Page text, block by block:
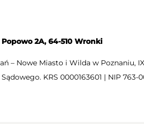
Popowo 2A, 64-510 Wronki
– Nowe Miasto i Wilda w Poznaniu,
KRS 0000163601 | NIP 763-